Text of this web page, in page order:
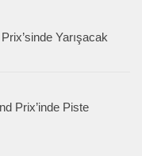
Yarışacak
Prix’inde Piste